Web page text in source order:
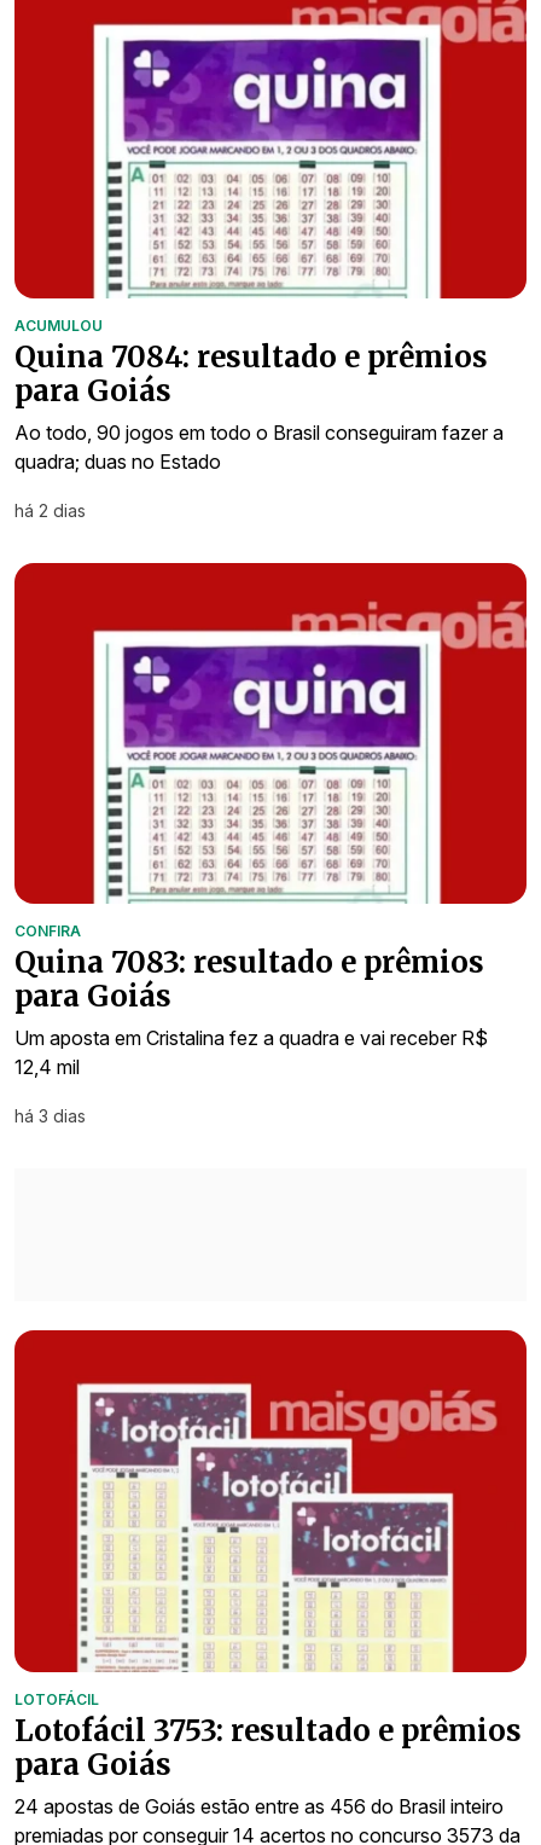
ACUMULOU
Quina 7084: resultado e prêmios
para Goiás
Ao todo, 90 jogos em todo o Brasil conseguiram fazer a
quadra; duas no Estado
há 2 dias
CONFIRA
Quina 7083: resultado e prêmios
para Goiás
Um aposta em Cristalina fez a quadra e vai receber R$
12,4 mil
há 3 dias
LOTOFÁCIL
Lotofácil 3753: resultado e prêmios
para Goiás
24 apostas de Goiás estão entre as 456 do Brasil inteiro
premiadas por conseguir 14 acertos no concurso 3573 da